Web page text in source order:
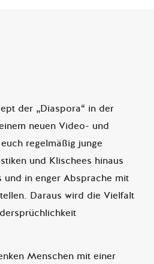
der „Diaspora“ in der
neuen Video- und
regelmäßig junge
und Klischees hinaus
in enger Absprache mit
Daraus wird die Vielfalt
Menschen mit einer